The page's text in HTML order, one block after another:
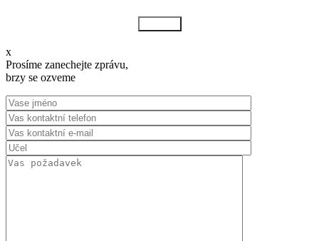
x
Prosíme zanechejte zprávu,
brzy se ozveme